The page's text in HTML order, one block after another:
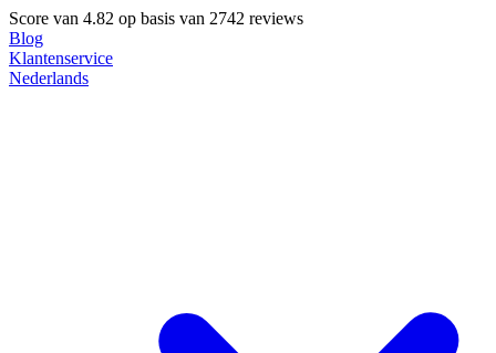
Score van 4.82 op basis van 2742 reviews
Blog
Klantenservice
Nederlands